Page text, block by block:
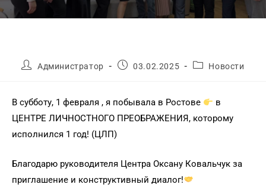
Администратор 03.02.2025 Новости
В субботу, 1 февраля , я побывала в Ростове
в
ЦЕНТРЕ ЛИЧНОСТНОГО ПРЕОБРАЖЕНИЯ, которому
исполнился 1 год! (ЦЛП)
Благодарю руководителя Центра Оксану Ковальчук за
приглашение и конструктивный диалог!